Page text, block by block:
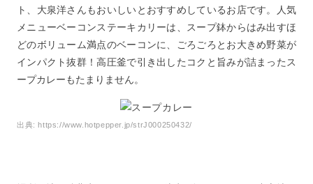
ト、大泉洋さんもおいしいとおすすめしているお店です。人気
メニューベーコンステーキカリーは、スープ鉢からはみ出すほ
どのボリューム満点のベーコンに、ごろごろとお大きめ野菜が
インパクト抜群！高圧釜で引き出したコクと旨みが詰まったス
ープカレーもたまりません。
出典:https://www.hotpepper.jp/strJ000250432/